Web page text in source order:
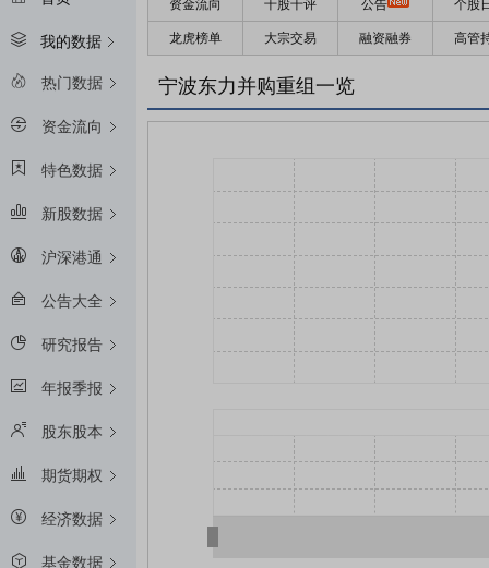
我的数据
热门数据
资金流向
特色数据
新股数据
沪深港通
公告大全
研究报告
年报季报
股东股本
期货期权
经济数据
基金数据
资金流向 千股千评 公告 个股
龙虎榜单 大宗交易 融资融券 高管
宁波东力并购重组一览